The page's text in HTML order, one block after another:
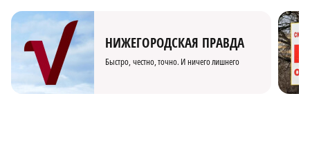
НИЖЕГОРОДСКАЯ ПРАВДА
Быстро, честно, точно. И ничего лишнего